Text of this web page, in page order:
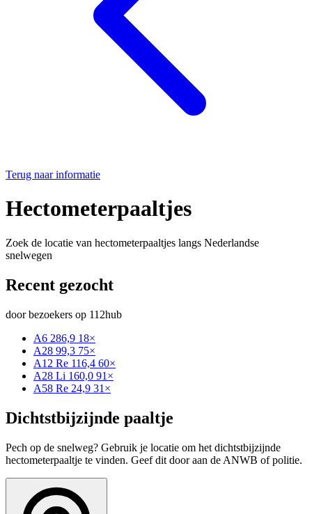
Terug naar informatie
Hectometerpaaltjes
Zoek de locatie van hectometerpaaltjes langs Nederlandse
snelwegen
Recent gezocht
door bezoekers op 112hub
A6 286,9 18×
A28 99,3 75×
A12 Re 116,4 60×
A28 Li 160,0 91×
A58 Re 24,9 31×
Dichtstbijzijnde paaltje
Pech op de snelweg? Gebruik je locatie om het dichtstbijzijnde
hectometerpaaltje te vinden. Geef dit door aan de ANWB of politie.